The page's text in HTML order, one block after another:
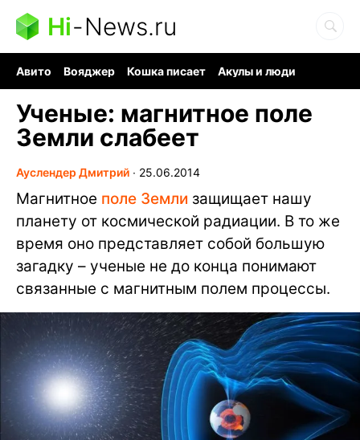
Hi-News.ru
Авито Вояджер Кошка писает
Акулы и люди
Ученые: магнитное поле
Земли слабеет
Ауслендер Дмитрий ∙ 25.06.2014
Магнитное поле Земли защищает нашу
планету от космической радиации. В то же
время оно представляет собой большую
загадку – ученые не до конца понимают
связанные с магнитным полем процессы.